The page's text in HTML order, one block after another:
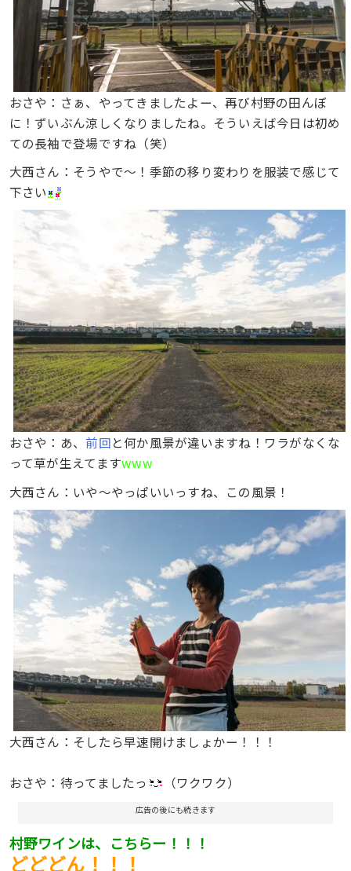
おさや：さぁ、やってきましたよー、再び村野の田んぼ
に！ずいぶん涼しくなりましたね。そういえば今日は初め
ての長袖で登場ですね（笑）
大西さん：そうやで〜！季節の移り変わりを服装で感じて
下さい
おさや：あ、 前回と何か風景が違いますね！ワラがなくな
って草が生えてますwww
大西さん：いや〜やっぱいいっすね、この風景！
大西さん：そしたら早速開けましょかー！！！
おさや：待ってましたっ （ワクワク）
広告の後にも続きます
村野ワインは、こちらー！！！
どどどん！！！